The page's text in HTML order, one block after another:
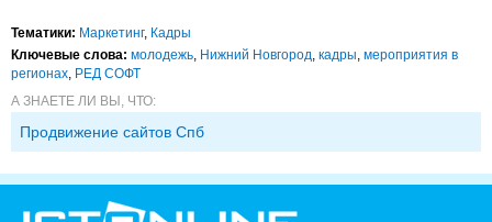
Тематики: Маркетинг, Кадры
Ключевые слова: молодежь, Нижний Новгород, кадры, мероприятия в
регионах, РЕД СОФТ
А ЗНАЕТЕ ЛИ ВЫ, ЧТО:
Продвижение сайтов Спб